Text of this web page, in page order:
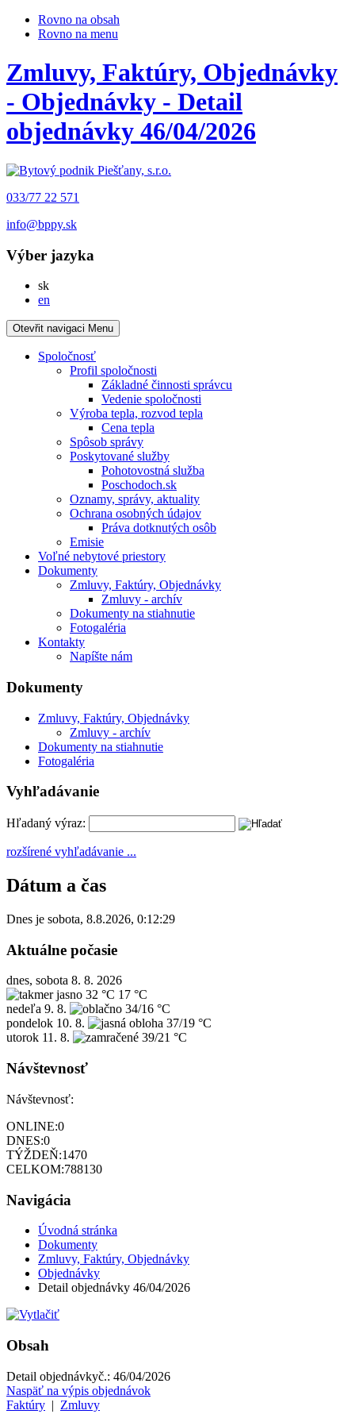
Rovno na obsah
Rovno na menu
Zmluvy, Faktúry, Objednávky
- Objednávky - Detail
objednávky 46/04/2026
033/77 22 571
info@bppy.sk
Výber jazyka
skSlovensky
en
Otevřit navigaci Menu
Spoločnosť
Profil spoločnosti
Základné činnosti správcu
Vedenie spoločnosti
Výroba tepla, rozvod tepla
Cena tepla
Spôsob správy
Poskytované služby
Pohotovostná služba
Poschodoch.sk
Oznamy, správy, aktuality
Ochrana osobných údajov
Práva dotknutých osôb
Emisie
Voľné nebytové priestory
Dokumenty
Zmluvy, Faktúry, Objednávky
Zmluvy - archív
Dokumenty na stiahnutie
Fotogaléria
Kontakty
Napíšte nám
Dokumenty
Zmluvy, Faktúry, Objednávky
Zmluvy - archív
Dokumenty na stiahnutie
Fotogaléria
Vyhľadávanie
Hľadaný výraz:
rozšírené vyhľadávanie ...
Dátum a čas
Dnes je sobota, 8.8.2026, 0:12:29
Aktuálne počasie
dnes, sobota 8. 8. 2026
32 °C 17 °C
nedeľa 9. 8.
34/16 °C
pondelok 10. 8.
37/19 °C
utorok 11. 8. 39/21 °C
Návštevnosť
Návštevnosť:
ONLINE:0
DNES:0
TÝŽDEŇ:1470
CELKOM:788130
Navigácia
Úvodná stránka
Dokumenty
Zmluvy, Faktúry, Objednávky
Objednávky
Detail objednávky 46/04/2026
Obsah
Detail objednávkyč.: 46/04/2026
Naspäť na výpis objednávok
Faktúry | Zmluvy